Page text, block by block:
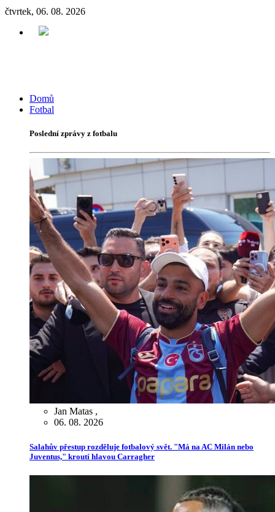
čtvrtek, 06. 08. 2026
Domů
Fotbal
Poslední zprávy z fotbalu
Jan Matas ,
06. 08. 2026
Salahův přestup rozděluje fotbalový svět. "Má na AC Milán nebo
Juventus," kroutí hlavou Carragher